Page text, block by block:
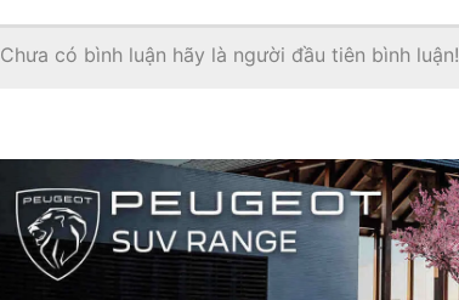
Chưa có bình luận hãy là người đầu tiên bình luận!